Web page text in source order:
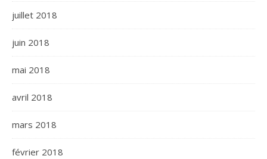
juillet 2018
juin 2018
mai 2018
avril 2018
mars 2018
février 2018